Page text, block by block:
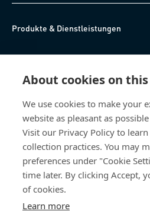
About cookies on
We use cookies to make your
website as pleasant as
Visit our Privacy Policy to
collection practices. You may
preferences under "Cookie
time later. By clicking Accept,
of cookies.
Learn more
Produkte & Dienstleistungen
Über uns
Bossard Deutschland
Max-Eyth-Str. 14
89186 Illerrieden